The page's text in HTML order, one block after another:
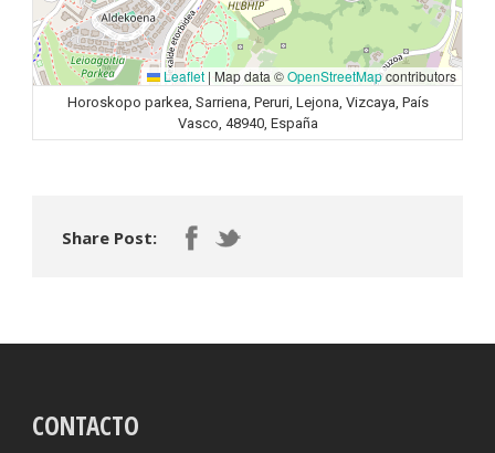
Leaflet | Map data ©OpenStreetMapcontributors
Horoskopo parkea, Sarriena, Peruri, Lejona, Vizcaya, País
Vasco, 48940, España
Share Post:
CONTACTO